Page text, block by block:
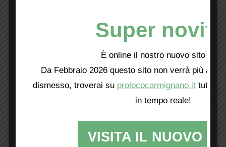
Super
È online il nostro nuovo sito web!
Da Febbraio 2026 questo sito non verrà più
dismesso, troverai su prolococarmignano.it tutti i
in tempo reale!
VISITA IL NUOVO